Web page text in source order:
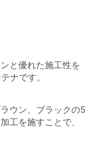
と優れた施工性を
ナです。
ウン、ブラックの5
工を施すことで、